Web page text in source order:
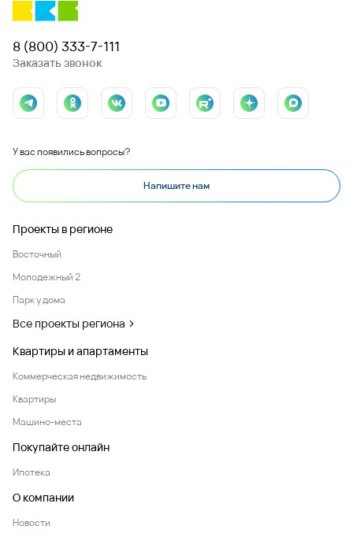
8 (800) 333-7-111
Заказать звонок
У вас появились вопросы?
Напишите нам
Проекты в регионе
Восточный
Молодежный 2
Парк у дома
Все проекты региона
Квартиры и апартаменты
Коммерческая недвижимость
Квартиры
Машино-места
Покупайте онлайн
Ипотека
О компании
Новости